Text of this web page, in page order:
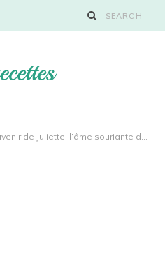
Un doux souvenir de Juliette, l’âme souriante du centenaire café Le Supervie